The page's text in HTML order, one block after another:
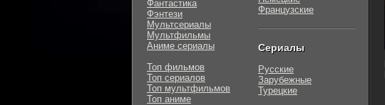
Фантастика
Фэнтези
Мультсериалы
Мультфильмы
Аниме сериалы
Топ фильмов
Топ сериалов
Топ мультфильмов
Топ аниме
Французские
Сериалы
Русские
Зарубежные
Турецкие